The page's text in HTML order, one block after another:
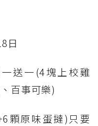
日
送一(4塊上校雞
百事可樂)
顆原味蛋撻)只要